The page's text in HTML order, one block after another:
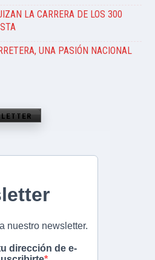
LA CARRERA DE LOS 300
UNA PASIÓN NACIONAL